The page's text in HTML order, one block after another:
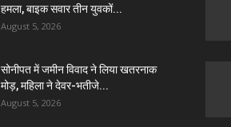
हमला, बाइक सवार तीन युवकों...
August 5, 2026
सोनीपत में जमीन विवाद ने लिया खतरनाक
मोड़, महिला ने देवर-भतीजे...
August 5, 2026